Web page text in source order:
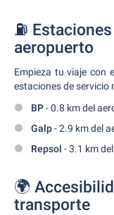
⛽
aeropuerto
Empieza tu viaje con
estaciones de servicio
BP- 0.8 km del
Galp- 2.9 km del
Repsol - 3.1 km
🌍
transporte